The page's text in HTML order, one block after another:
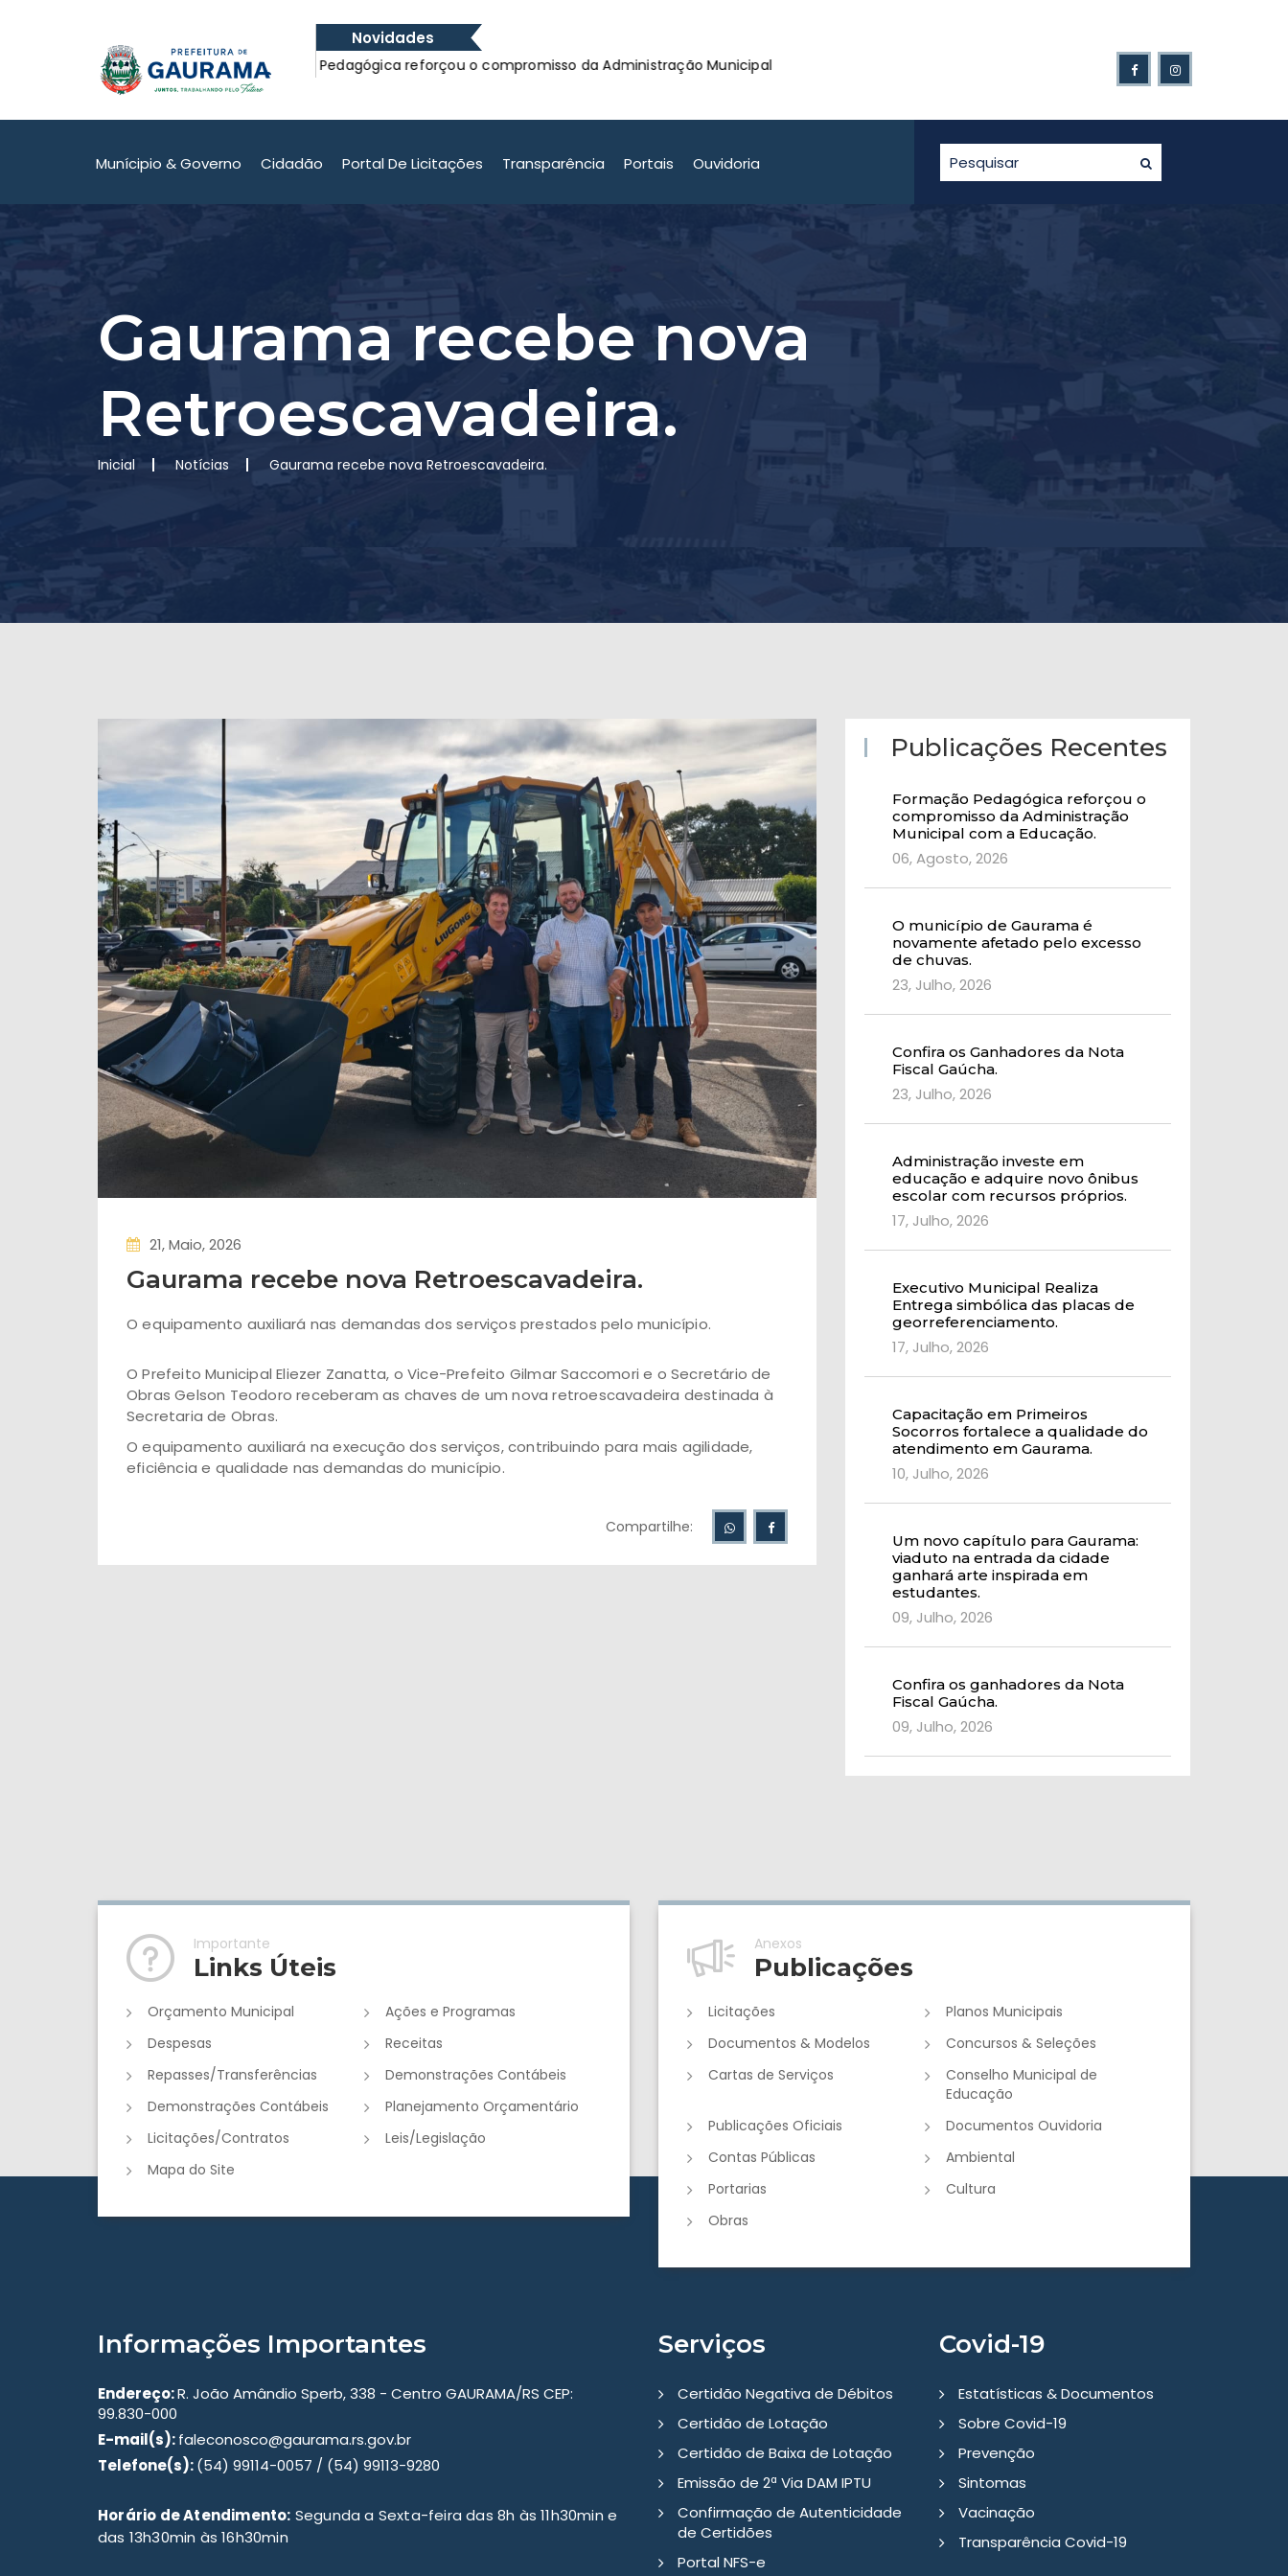
Novidades
escolar com
Formação Pedagógica reforçou o compromisso da Administração Municipal
com a Educação.
Munícipio & Governo Cidadão Portal De Licitações Transparência Portais Ouvidoria
Gaurama recebe nova
Retroescavadeira.
Inicial Notícias Gaurama recebe nova Retroescavadeira.
21, Maio, 2026
Gaurama recebe nova Retroescavadeira.
O equipamento auxiliará nas demandas dos serviços prestados pelo município.
O Prefeito Municipal Eliezer Zanatta, o Vice-Prefeito Gilmar Saccomori e o Secretário de
Obras Gelson Teodoro receberam as chaves de um nova retroescavadeira destinada à
Secretaria de Obras.
O equipamento auxiliará na execução dos serviços, contribuindo para mais agilidade,
eficiência e qualidade nas demandas do município.
Compartilhe:
Publicações Recentes
Formação Pedagógica reforçou o
compromisso da Administração
Municipal com a Educação.
06, Agosto, 2026
O município de Gaurama é
novamente afetado pelo excesso
de chuvas.
23, Julho, 2026
Confira os Ganhadores da Nota
Fiscal Gaúcha.
23, Julho, 2026
Administração investe em
educação e adquire novo ônibus
escolar com recursos próprios.
17, Julho, 2026
Executivo Municipal Realiza
Entrega simbólica das placas de
georreferenciamento.
17, Julho, 2026
Capacitação em Primeiros
Socorros fortalece a qualidade do
atendimento em Gaurama.
10, Julho, 2026
Um novo capítulo para Gaurama:
viaduto na entrada da cidade
ganhará arte inspirada em
estudantes.
09, Julho, 2026
Confira os ganhadores da Nota
Fiscal Gaúcha.
09, Julho, 2026
Importante
Links Úteis
Orçamento Municipal
Ações e Programas
Despesas
Receitas
Repasses/Transferências
Demonstrações Contábeis
Demonstrações Contábeis
Planejamento Orçamentário
Licitações/Contratos
Leis/Legislação
Mapa do Site
Anexos
Publicações
Licitações
Planos Municipais
Documentos & Modelos
Concursos & Seleções
Cartas de Serviços
Conselho Municipal de
Educação
Publicações Oficiais
Documentos Ouvidoria
Contas Públicas
Ambiental
Portarias
Cultura
Obras
Informações Importantes
Endereço:R. João Amândio Sperb, 338 - Centro GAURAMA/RS CEP:
99.830-000
E-mail(s):faleconosco@gaurama.rs.gov.br
Telefone(s):(54) 99114-0057 / (54) 99113-9280
Horário de Atendimento: Segunda a Sexta-feira das 8h às 11h30min e
das 13h30min às 16h30min
Serviços
Certidão Negativa de Débitos
Certidão de Lotação
Certidão de Baixa de Lotação
Emissão de 2ª Via DAM IPTU
Confirmação de Autenticidade
de Certidões
Portal NFS-e
Covid-19
Estatísticas & Documentos
Sobre Covid-19
Prevenção
Sintomas
Vacinação
Transparência Covid-19